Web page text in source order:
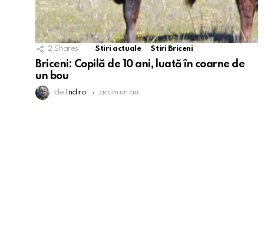
2 Shares Stiri actuale Stiri Briceni
Briceni: Copilă de 10 ani, luată în coarne de
un bou
de Indiro acum un an